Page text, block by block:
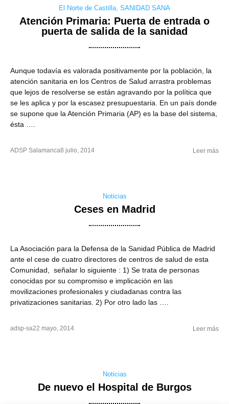
El Norte de Castilla SANIDAD SANA
Atención Primaria: Puerta de entrada o
puerta de salida de la sanidad
Aunque todavía es valorada positivamente por la población, la
atención sanitaria en los Centros de Salud arrastra problemas
que lejos de resolverse se están agravando por la política que
se les aplica y por la escasez presupuestaria. En un país donde
se supone que la Atención Primaria (AP) es la base del sistema,
ésta ….
ADSP Salamanca8 julio, 2014 Leer más
Noticias
Ceses en Madrid
La Asociación para la Defensa de la Sanidad Pública de Madrid
ante el cese de cuatro directores de centros de salud de esta
Comunidad, señalar lo siguiente : 1) Se trata de personas
conocidas por su compromiso e implicación en las
movilizaciones profesionales y ciudadanas contra las
privatizaciones sanitarias. 2) Por otro lado las ….
adsp-sa22 mayo, 2014 Leer más
Noticias
De nuevo el Hospital de Burgos